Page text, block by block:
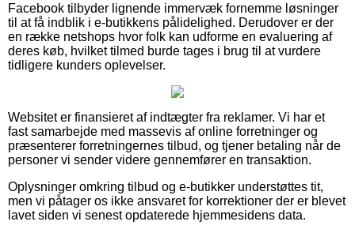
Facebook tilbyder lignende immervæk fornemme løsninger
til at få indblik i e-butikkens pålidelighed. Derudover er der
en række netshops hvor folk kan udforme en evaluering af
deres køb, hvilket tilmed burde tages i brug til at vurdere
tidligere kunders oplevelser.
Websitet er finansieret af indtægter fra reklamer. Vi har et
fast samarbejde med massevis af online forretninger og
præsenterer forretningernes tilbud, og tjener betaling når de
personer vi sender videre gennemfører en transaktion.
Oplysninger omkring tilbud og e-butikker understøttes tit,
men vi påtager os ikke ansvaret for korrektioner der er blevet
lavet siden vi senest opdaterede hjemmesidens data.